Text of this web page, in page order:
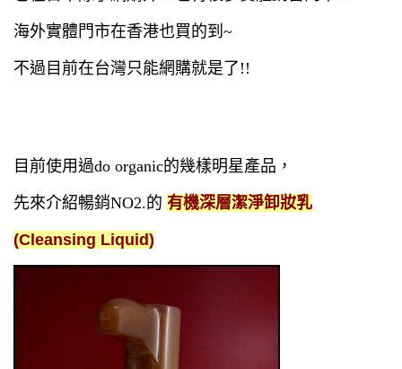
海外實體門市在香港也買的到~
不過目前在台灣只能網購就是了!!
目前使用過do organic的幾樣明星產品，
先來介紹暢銷NO2.的 有機深層潔淨卸妝乳
(Cleansing Liquid)